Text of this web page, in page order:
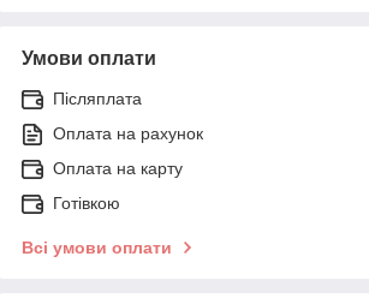
Умови оплати
Післяплата
Оплата на рахунок
Оплата на карту
Готівкою
Всі умови оплати